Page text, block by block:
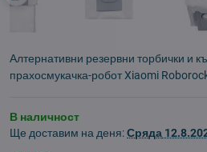
Алтернативни резервни торбички и
прахосмукачка-робот Xiaomi
В наличност
Ще доставим на деня:Сряда